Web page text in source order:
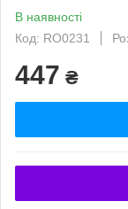
В наявності
Код: RO0231
447 ₴